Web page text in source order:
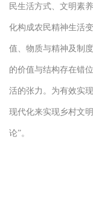
民生活方式、文明素
化构成农民精神生活
值、物质与精神及制
的价值与结构存在错
活的张力。为有效实
现代化来实现乡村文
论”。